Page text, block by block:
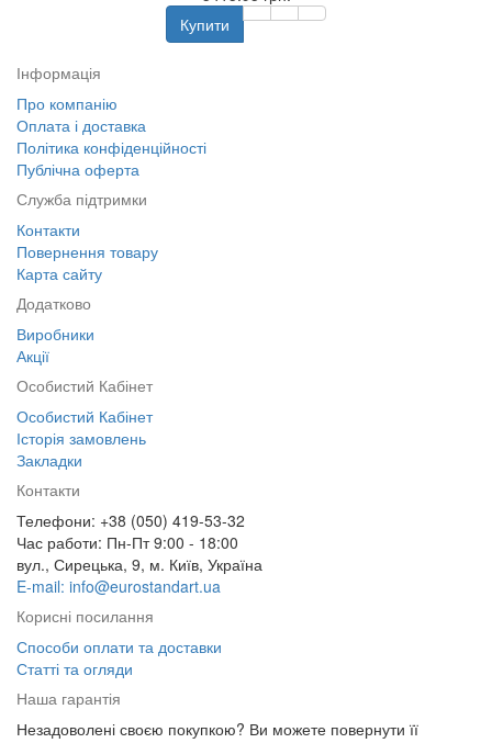
Купити
Інформація
Про компанію
Оплата і доставка
Політика конфіденційності
Публічна оферта
Служба підтримки
Контакти
Повернення товару
Карта сайту
Додатково
Виробники
Акції
Особистий Кабінет
Особистий Кабінет
Історія замовлень
Закладки
Контакти
Телефони: +38 (050) 419-53-32
Час работи: Пн-Пт 9:00 - 18:00
вул., Сирецька, 9, м. Київ, Україна
E-mail: info@eurostandart.ua
Корисні посилання
Способи оплати та доставки
Статті та огляди
Наша гарантія
Незадоволені своєю покупкою? Ви можете повернути її